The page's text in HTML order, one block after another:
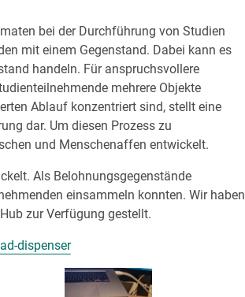
bei der Durchführung von Studien
mit einem Gegenstand. Dabei kann es
handeln. Für anspruchsvollere
mehrere Objekte
Ablauf konzentriert sind, stellt eine
dar. Um diesen Prozess zu
und Menschenaffen entwickelt.
Als Belohnungsgegenstände
einsammeln konnten. Wir haben
zur Verfügung gestellt.
dispenser